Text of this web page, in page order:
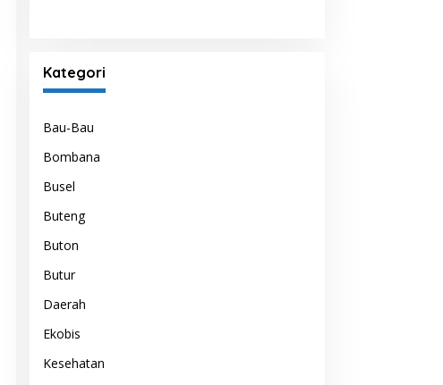
Kategori
Bau-Bau
Bombana
Busel
Buteng
Buton
Butur
Daerah
Ekobis
Kesehatan